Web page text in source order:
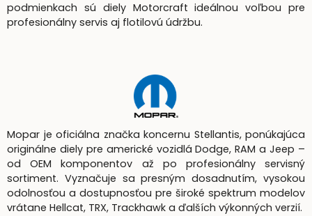
podmienkach sú diely Motorcraft ideálnou voľbou pre
profesionálny servis aj flotilovú údržbu.
Mopar je oficiálna značka koncernu Stellantis, ponúkajúca
originálne diely pre americké vozidlá Dodge, RAM a Jeep –
od OEM komponentov až po profesionálny servisný
sortiment. Vyznačuje sa presným dosadnutím, vysokou
odolnosťou a dostupnosťou pre široké spektrum modelov
vrátane Hellcat, TRX, Trackhawk a ďalších výkonných verzií.